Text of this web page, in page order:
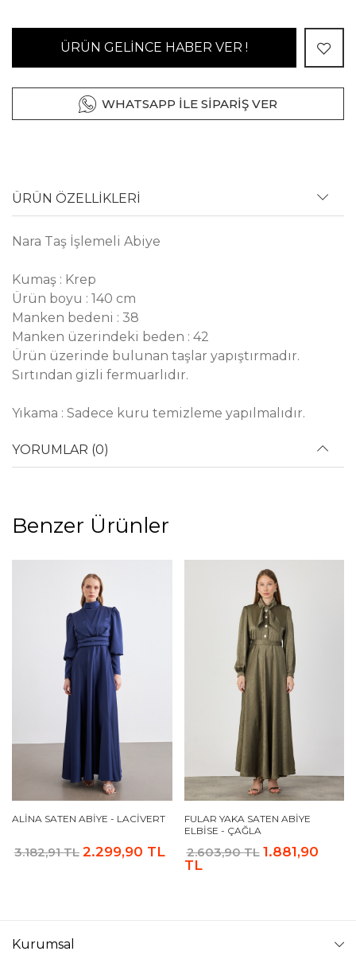
ÜRÜN GELİNCE HABER VER !
WHATSAPP İLE SİPARİŞ VER
ÜRÜN ÖZELLİKLERİ
Nara Taş İşlemeli Abiye
Kumaş : Krep
Ürün boyu : 140 cm
Manken bedeni : 38
Manken üzerindeki beden : 42
Ürün üzerinde bulunan taşlar yapıştırmadır.
Sırtından gizli fermuarlıdır.
Yıkama : Sadece kuru temizleme yapılmalıdır.
YORUMLAR (0)
Benzer Ürünler
ALINA SATEN ABIYE - LACIVERT
3.182,91 TL 2.299,90 TL
FULAR YAKA SATEN ABIYE
ELBISE - ÇAĞLA
2.603,90 TL 1.881,90
TL
Kurumsal